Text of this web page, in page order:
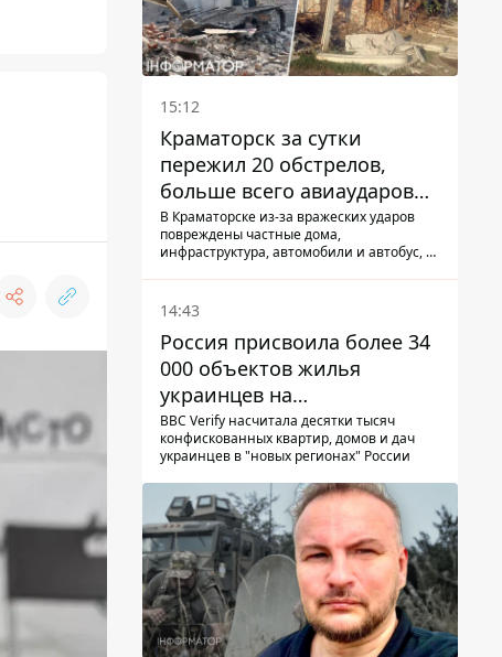
15:12
Краматорск за сутки
пережил 20 обстрелов,
больше всего авиаударов
КАБ-250
В Краматорске из-за вражеских ударов
повреждены частные дома,
инфраструктура, автомобили и автобус, а
14:43
Россия присвоила более 34
000 объектов жилья
украинцев на
оккупированных
территориях -
BBC Verify насчитала десятки тысяч
конфискованных квартир, домов и дач
украинцев в "новых регионах" России